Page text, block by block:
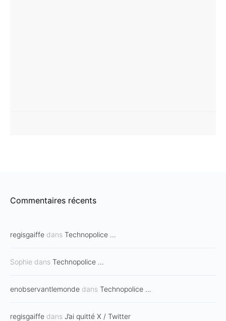
Commentaires récents
regisgaiffe dans Technopolice …
Sophie dans Technopolice …
enobservantlemonde dans Technopolice …
regisgaiffe dans J’ai quitté X / Twitter